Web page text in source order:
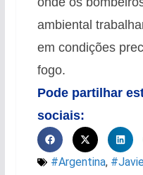
ambiental
em condições
fogo.
Pode partilhar
sociais:
#Argentina,